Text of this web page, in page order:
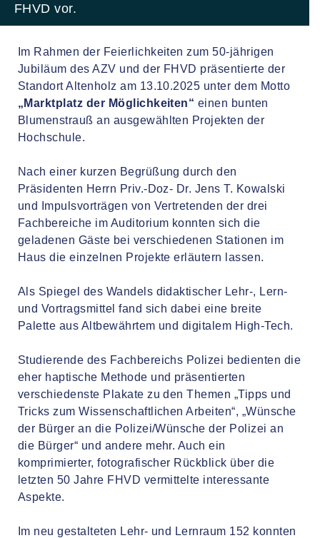
FHVD vor.
Im Rahmen der Feierlichkeiten zum 50-jährigen
Jubiläum des AZV und der FHVD präsentierte der
Standort Altenholz am 13.10.2025 unter dem Motto
„Marktplatz der Möglichkeiten“ einen bunten
Blumenstrauß an ausgewählten Projekten der
Hochschule.
Nach einer kurzen Begrüßung durch den
Präsidenten Herrn Priv.-Doz- Dr. Jens T. Kowalski
und Impulsvorträgen von Vertretenden der drei
Fachbereiche im Auditorium konnten sich die
geladenen Gäste bei verschiedenen Stationen im
Haus die einzelnen Projekte erläutern lassen.
Als Spiegel des Wandels didaktischer Lehr-, Lern-
und Vortragsmittel fand sich dabei eine breite
Palette aus Altbewährtem und digitalem High-Tech.
Studierende des Fachbereichs Polizei bedienten die
eher haptische Methode und präsentierten
verschiedenste Plakate zu den Themen „Tipps und
Tricks zum Wissenschaftlichen Arbeiten“, „Wünsche
der Bürger an die Polizei/Wünsche der Polizei an
die Bürger“ und andere mehr. Auch ein
komprimierter, fotografischer Rückblick über die
letzten 50 Jahre FHVD vermittelte interessante
Aspekte.
Im neu gestalteten Lehr- und Lernraum 152 konnten